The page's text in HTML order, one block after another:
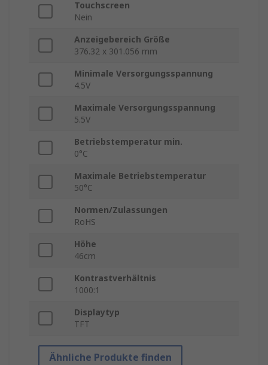
Touchscreen
Nein
Anzeigebereich Größe
376.32 x 301.056 mm
Minimale Versorgungsspannung
4.5V
Maximale Versorgungsspannung
5.5V
Betriebstemperatur min.
0°C
Maximale Betriebstemperatur
50°C
Normen/Zulassungen
RoHS
Höhe
46cm
Kontrastverhältnis
1000:1
Displaytyp
TFT
Ähnliche Produkte finden